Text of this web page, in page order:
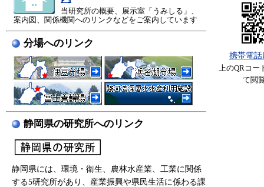
当研究所の概要、展示室「うみしる」、
案内図、関係機関へのリンクなどをご案内しています
分場へのリンク
静岡県の研究所へのリンク
静岡県には、環境・衛生、農林水産業、工業に関係
する5研究所があり、産業振興や県民生活に係わる課
携帯電
上のQRコー
て閲